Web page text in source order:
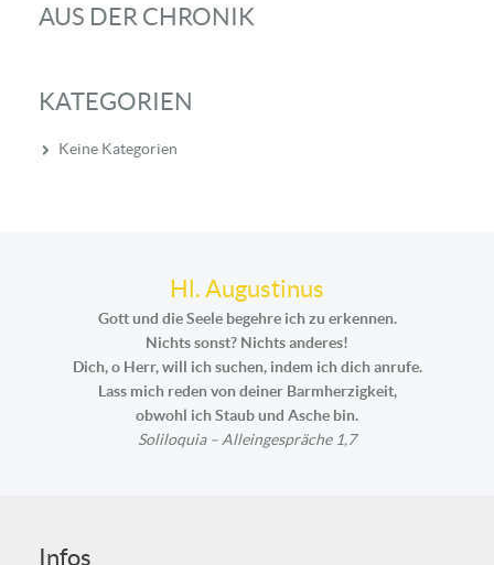
AUS DER CHRONIK
KATEGORIEN
Keine Kategorien
Hl. Augustinus
Gott und die Seele begehre ich zu erkennen.
Nichts sonst? Nichts anderes!
Dich, o Herr, will ich suchen, indem ich dich anrufe.
Lass mich reden von deiner Barmherzigkeit,
obwohl ich Staub und Asche bin.
Soliloquia – Alleingespräche 1,7
Infos